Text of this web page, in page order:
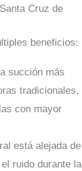
Cruz de
beneficios:
succión más
tradicionales,
con mayor
está alejada de
ruido durante la